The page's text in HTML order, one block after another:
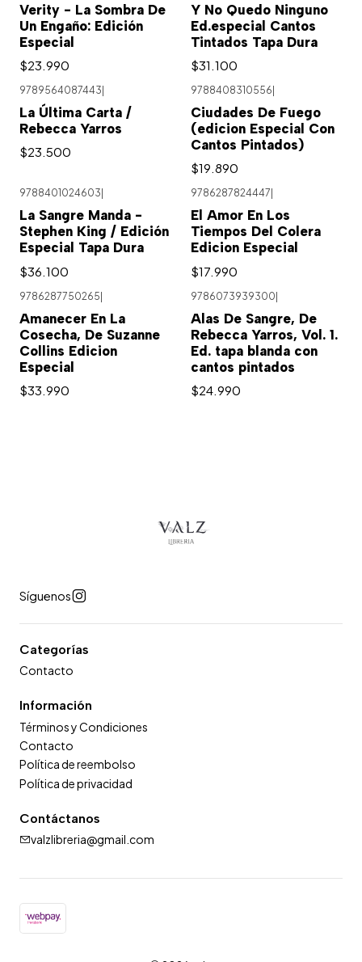
Verity - La Sombra De
Un Engaño: Edición
Especial
$23.990
Y No Quedo Ninguno
Ed.especial Cantos
Tintados Tapa Dura
$31.100
9789564087443
La Última Carta /
Rebecca Yarros
$23.500
9788408310556
Ciudades De Fuego
(edicion Especial Con
Cantos Pintados)
$19.890
9788401024603
La Sangre Manda -
Stephen King / Edición
Especial Tapa Dura
$36.100
9786287824447
El Amor En Los
Tiempos Del Colera
Edicion Especial
$17.990
9786287750265|
Amanecer En La
Cosecha, De Suzanne
Collins Edicion
Especial
$33.990
9786073939300|
Alas De Sangre, De
Rebecca Yarros, Vol. 1.
Ed. tapa blanda con
cantos pintados
$24.990
Síguenos
Categorías
Contacto
Información
Términos y Condiciones
Contacto
Política de reembolso
Política de privacidad
Contáctanos
valzlibreria@gmail.com